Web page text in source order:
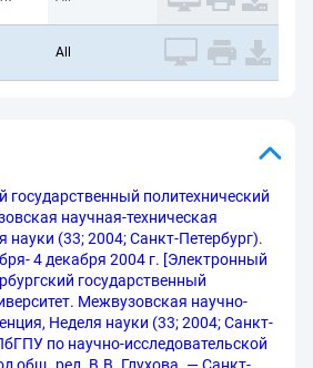
All
государственный политехнический
научная-техническая
науки (33; 2004; Санкт-Петербург).
4 декабря 2004 г. [Электронный
государственный
Межвузовская научно-
Неделя науки (33; 2004; Санкт-
по научно-исследовательской